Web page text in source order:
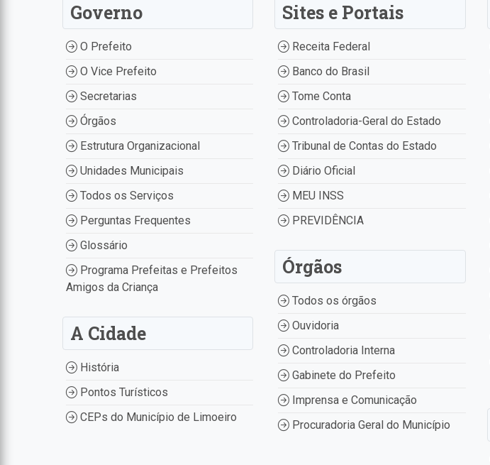
Governo
O Prefeito
O Vice Prefeito
Secretarias
Órgãos
Estrutura Organizacional
Unidades Municipais
Todos os Serviços
Perguntas Frequentes
Glossário
Programa Prefeitas e Prefeitos
Amigos da Criança
A Cidade
História
Pontos Turísticos
CEPs do Município de Limoeiro
Sites e Portais
Receita Federal
Banco do Brasil
Tome Conta
Controladoria-Geral do Estado
Tribunal de Contas do Estado
Diário Oficial
MEU INSS
PREVIDÊNCIA
Órgãos
Todos os órgãos
Ouvidoria
Controladoria Interna
Gabinete do Prefeito
Imprensa e Comunicação
Procuradoria Geral do Município